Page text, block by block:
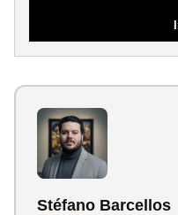
Stéfano Barcellos